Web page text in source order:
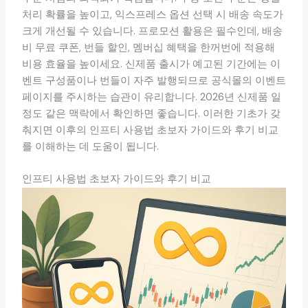
처리 확률을 높이고, 익스프레스 옵션 선택 시 배송 속도가
크게 개선될 수 있습니다. 프로모션 활용은 필수인데, 배송
비 무료 쿠폰, 번들 할인, 멤버십 혜택을 한꺼번에 적용해
비용 효율을 높이세요. 신제품 출시가 예고된 기간에는 이
벤트 구성품이나 번들이 자주 발행되므로 공식몰의 이벤트
페이지를 주시하는 습관이 유리합니다. 2026년 신제품 일
정도 같은 맥락에서 확인하면 좋습니다. 이러한 기초가 갖
춰지면 이후의 인프티 사용법 초보자 가이드와 후기 비교
를 이해하는 데 도움이 됩니다.
인프티 사용법 초보자 가이드와 후기 비교